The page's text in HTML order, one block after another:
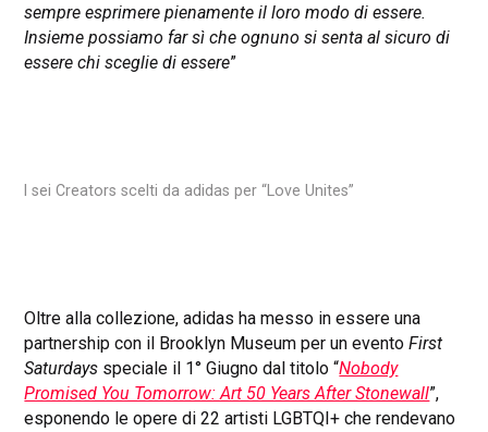
sempre esprimere pienamente il loro modo di essere.
Insieme possiamo far sì che ognuno si senta al sicuro di
essere chi sceglie di essere”
I sei Creators scelti da adidas per “Love Unites”
Oltre alla collezione, adidas ha messo in essere una
partnership con il Brooklyn Museum per un eventoFirst
Saturdays speciale il 1° Giugno dal titolo “Nobody
Promised You Tomorrow: Art 50 Years After Stonewall”,
esponendo le opere di 22 artisti LGBTQI+ che rendevano